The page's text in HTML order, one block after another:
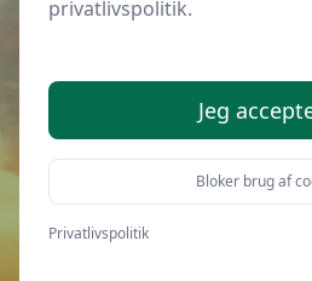
Sådan navigerer du
privatlivspolitik.
Jeg
Bloker brug af
Privatlivspolitik